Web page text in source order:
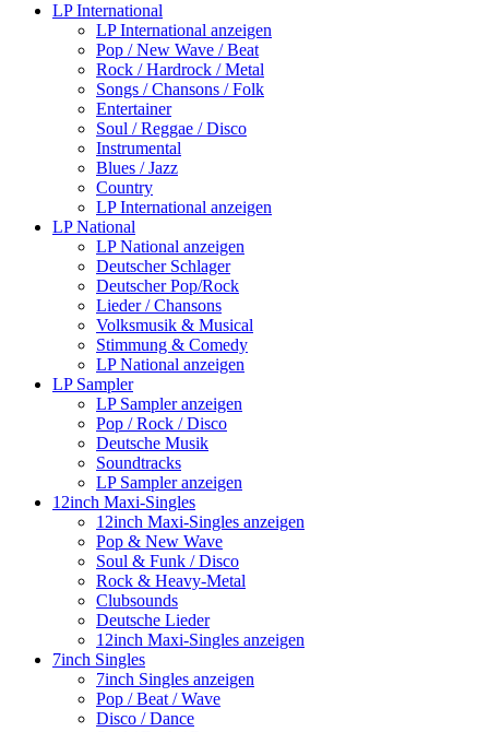
LP International
LP International anzeigen
Pop / New Wave / Beat
Rock / Hardrock / Metal
Songs / Chansons / Folk
Entertainer
Soul / Reggae / Disco
Instrumental
Blues / Jazz
Country
LP International anzeigen
LP National
LP National anzeigen
Deutscher Schlager
Deutscher Pop/Rock
Lieder / Chansons
Volksmusik & Musical
Stimmung & Comedy
LP National anzeigen
LP Sampler
LP Sampler anzeigen
Pop / Rock / Disco
Deutsche Musik
Soundtracks
LP Sampler anzeigen
12inch Maxi-Singles
12inch Maxi-Singles anzeigen
Pop & New Wave
Soul & Funk / Disco
Rock & Heavy-Metal
Clubsounds
Deutsche Lieder
12inch Maxi-Singles anzeigen
7inch Singles
7inch Singles anzeigen
Pop / Beat / Wave
Disco / Dance